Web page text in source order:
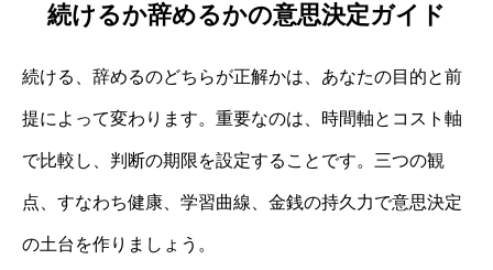
続けるか辞めるかの意思決定ガイド
続ける、辞めるのどちらが正解かは、あなたの目的と前
提によって変わります。重要なのは、時間軸とコスト軸
で比較し、判断の期限を設定することです。三つの観
点、すなわち健康、学習曲線、金銭の持久力で意思決定
の土台を作りましょう。